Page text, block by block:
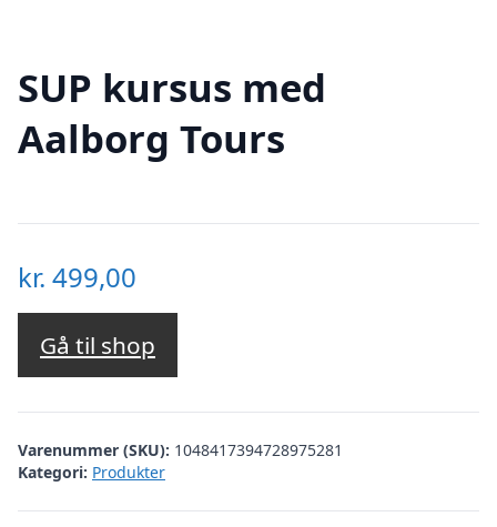
SUP kursus med
Aalborg Tours
kr. 499,00
Gå til shop
Varenummer (SKU): 1048417394728975281
Kategori: Produkter